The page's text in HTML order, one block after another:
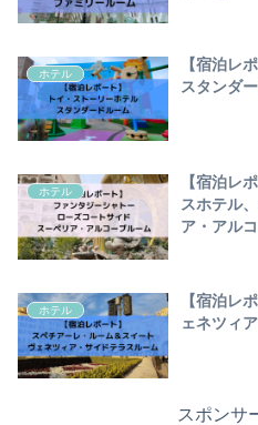
ホテル
【宿泊レ
スタンダ
ホテル
【宿泊レ
スホテル
ア・アル
ホテル
【宿泊レ
ェネツィ
スポンサ